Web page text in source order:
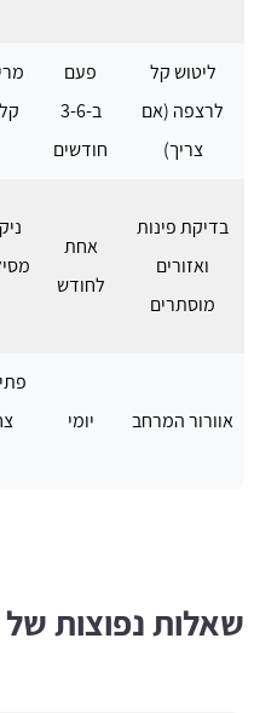
ליטוש קל
לרצפה (אם
צריך)
פעם
ב-3-6
חודשים
בדיקת פינות
ואזורים
מוסתרים
אחת
לחודש
אוורור המרחב יומי
שאלות נפוצות של